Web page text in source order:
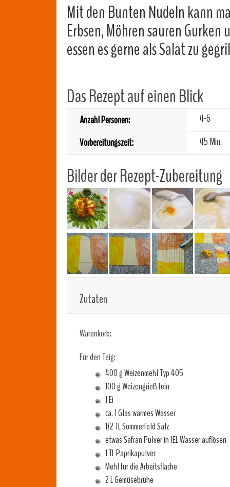
Mit den Bunten Nudeln kann
Erbsen, Möhren sauren
essen es gerne als Salat zu
Das Rezept auf einen Blick
Anzahl Personen:
4-6
Vorbereitungszeit:
45 Min.
Bilder der Rezept-Zubereitung
Zutaten
Warenkorb:
Für den Teig:
400 g Weizenmehl Typ 405
100 g Weizengrieß fein
1 Ei
ca. 1 Glas warmes Wasser
1/2 TL Sommerfeld Salz
etwas Safran Pulver in 1EL Wasser auflösen
1 TL Paprikapulver
Mehl für die Arbeitsfläche
2 L Gemüsebrühe